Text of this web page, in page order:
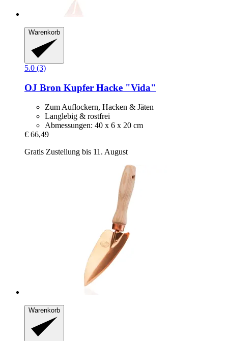
Warenkorb
5.0 (3)
OJ Bron Kupfer Hacke "Vida"
Zum Auflockern, Hacken & Jäten
Langlebig & rostfrei
Abmessungen: 40 x 6 x 20 cm
€ 66,49
Gratis Zustellung bis 11. August
Warenkorb